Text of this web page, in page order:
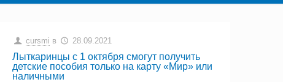
cursmi в 28.09.2021
Лыткаринцы с 1 октября смогут получить
детские пособия только на карту «Мир» или
наличными